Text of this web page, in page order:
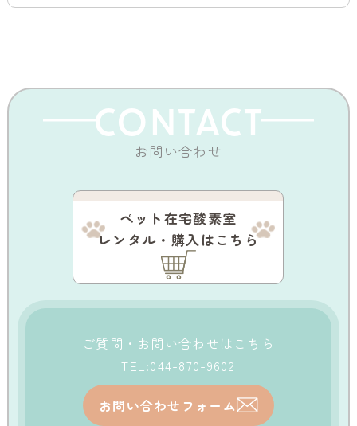
CONTACT
お問い合わせ
ペット在宅酸素室
レンタル・購入はこちら
ご質問・お問い合わせはこちら
TEL:044-870-9602
お問い合わせフォーム